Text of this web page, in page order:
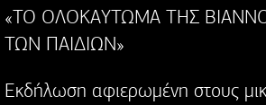
«ΤΟ ΟΛΟΚΑΥΤΩΜΑ ΤΗΣ
ΤΩΝ ΠΑΙΔΙΩΝ»
Εκδήλωση αφιερωμένη στους